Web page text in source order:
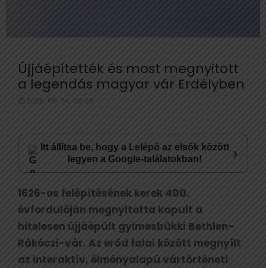
Újjáépítették és most megnyitott
a legendás magyar vár Erdélyben
2026. 05. 24. 08:03
Itt állítsa be, hogy a Lelépő az elsők között
legyen a Google-találatokban!
›
1626-os felépítésének kerek 400.
évfordulóján megnyitotta kapuit a
hitelesen újjáépült gyimesbükki Bethlen–
Rákóczi-vár. Az erőd falai között megnyílt
az interaktív, élményalapú vártörténeti